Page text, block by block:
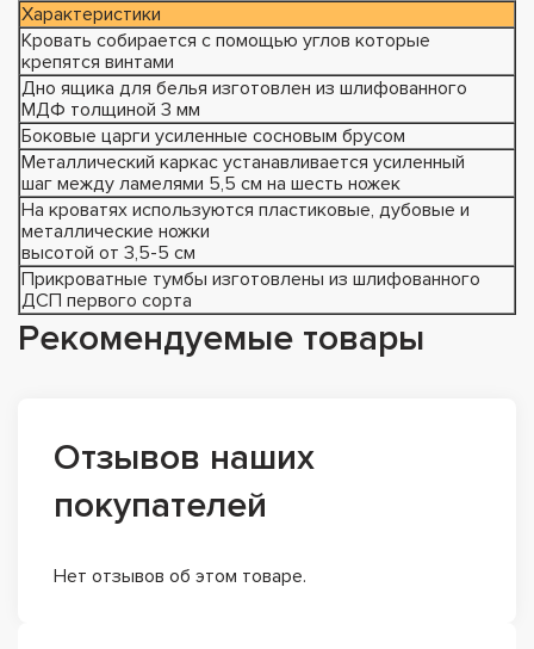
Характеристики
Кровать собирается с помощью углов которые
крепятся винтами
Дно ящика для белья изготовлен из шлифованного
МДФ толщиной 3 мм
Боковые царги усиленные сосновым брусом
Металлический каркас устанавливается усиленный
шаг между ламелями 5,5 см на шесть ножек
На кроватях используются пластиковые, дубовые и
металлические ножки
высотой от 3,5-5 см
Прикроватные тумбы изготовлены из шлифованного
ДСП первого сорта
Рекомендуемые товары
Отзывов наших
покупателей
Нет отзывов об этом товаре.